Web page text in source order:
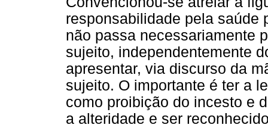
responsabilidade pela saúde
não passa necessariamente
sujeito, independentemente
apresentar, via discurso da
sujeito. O importante é ter a
como proibição do incesto e
a alteridade e ser